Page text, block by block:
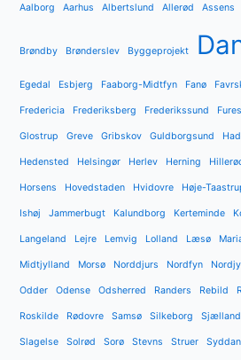
Aalborg Aarhus Albertslund Allerød Assens
Brøndby Brønderslev Byggeprojekt
Egedal Esbjerg Faaborg-Midtfyn Fanø
Fredericia Frederiksberg Frederikssund
Glostrup Greve Gribskov Guldborgsund
Hedensted Helsingør Herlev Herning
Horsens Hovedstaden Hvidovre Høje-
Ishøj Jammerbugt Kalundborg Kerteminde
Langeland Lejre Lemvig Lolland Læsø
Midtjylland Morsø Norddjurs Nordfyn
Odder Odense Odsherred Randers Rebild
Roskilde Rødovre Samsø Silkeborg Sjælland
Slagelse Solrød Sorø Stevns Struer